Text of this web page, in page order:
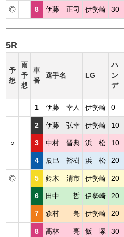
◎ 8 伊藤 正司 伊勢崎 30
5R
予
想
雨
予
想
車
番
選手名 LG
ハ
ン
デ
1 伊藤 幸人 伊勢崎 0
2 伊藤 弘幸 伊勢崎 10
○ 3 中村 晋典 浜 松 10
4 辰巳 裕樹 浜 松 20
◎ 5 鈴木 清市 伊勢崎 20
6 田中 哲 伊勢崎 20
7 森村 亮 伊勢崎 20
8 高林 亮 飯 塚 30